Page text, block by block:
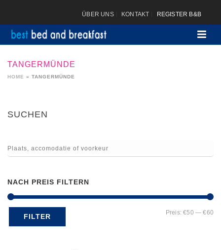
ÜBER UNS KONTAKT REGISTER B&B
TANGERMÜNDE
HOME » TANGERMÜNDE
SUCHEN
NACH PREIS FILTERN
FILTER Preis:€50 —€60